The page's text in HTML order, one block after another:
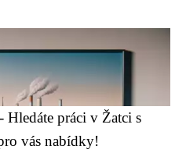
Hledáte práci v Žatci s
vás nabídky!